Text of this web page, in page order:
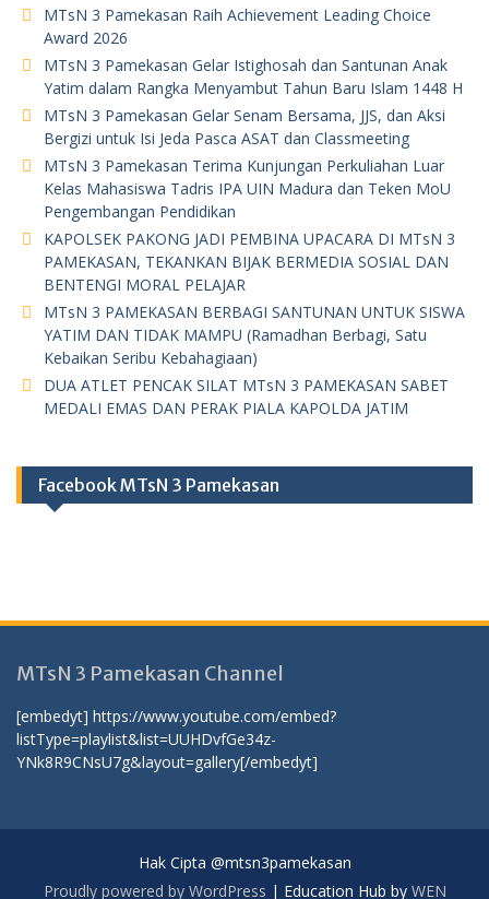
MTsN 3 Pamekasan Raih Achievement Leading Choice
Award 2026
MTsN 3 Pamekasan Gelar Istighosah dan Santunan Anak
Yatim dalam Rangka Menyambut Tahun Baru Islam 1448 H
MTsN 3 Pamekasan Gelar Senam Bersama, JJS, dan Aksi
Bergizi untuk Isi Jeda Pasca ASAT dan Classmeeting
MTsN 3 Pamekasan Terima Kunjungan Perkuliahan Luar
Kelas Mahasiswa Tadris IPA UIN Madura dan Teken MoU
Pengembangan Pendidikan
KAPOLSEK PAKONG JADI PEMBINA UPACARA DI MTsN 3
PAMEKASAN, TEKANKAN BIJAK BERMEDIA SOSIAL DAN
BENTENGI MORAL PELAJAR
MTsN 3 PAMEKASAN BERBAGI SANTUNAN UNTUK SISWA
YATIM DAN TIDAK MAMPU (Ramadhan Berbagi, Satu
Kebaikan Seribu Kebahagiaan)
DUA ATLET PENCAK SILAT MTsN 3 PAMEKASAN SABET
MEDALI EMAS DAN PERAK PIALA KAPOLDA JATIM
Facebook MTsN 3 Pamekasan
MTsN 3 Pamekasan Channel
[embedyt] https://www.youtube.com/embed?
listType=playlist&list=UUHDvfGe34z-
YNk8R9CNsU7g&layout=gallery[/embedyt]
Hak Cipta @mtsn3pamekasan
Proudly powered by WordPress | Education Hub by WEN